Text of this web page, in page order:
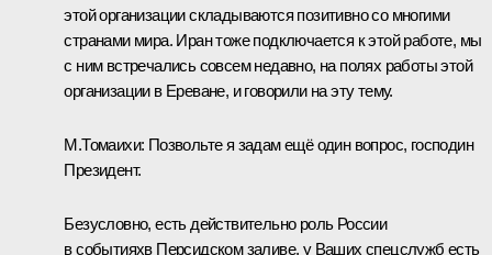
этой организации складываются позитивно со многими
странами мира. Иран тоже подключается к этой работе, мы
с ним встречались совсем недавно, на полях работы этой
организации в Ереване, и говорили на эту тему.
М.Томаихи: Позвольте я задам ещё один вопрос, господин
Президент.
Безусловно, есть действительно роль России
в событияхв Персидском заливе, у Ваших спецслужб есть